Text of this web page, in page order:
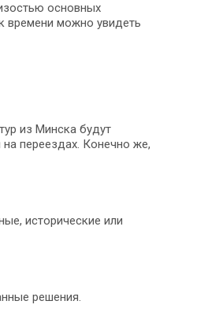
основных
времени можно увидеть
из Минска будут
переездах. Конечно же,
исторические или
решения.